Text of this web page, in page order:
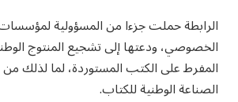
الرابطة حملت جزءا من المسؤولية
الخصوصي، ودعتها إلى تشجيع المنتوج
المفرط على الكتب المستوردة، لما لذلك
الصناعة الوطنية للكتاب.